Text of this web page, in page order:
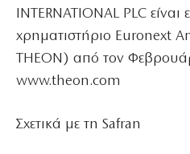
INTERNATIONAL PLC είναι
χρηματιστήριο Euronext
THEON) από τον
www.theon.com
Σχετικά με τη Safran